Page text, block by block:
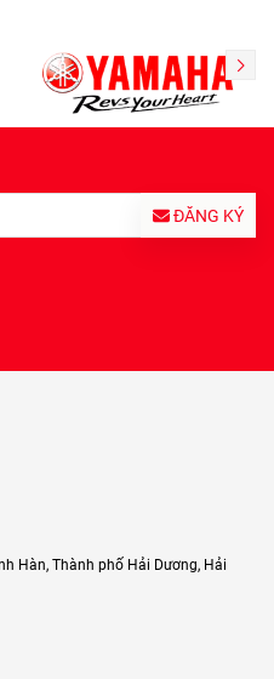
ĐĂNG KÝ
Hàn, Thành phố Hải Dương, Hải